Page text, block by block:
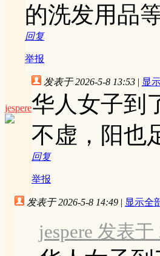
的洗发用品
回复
举报
jespere
发表于 2026-5-8 13:53 | 显
华人女子到
不虚，阳也
回复
举报
发表于 2026-5-8 14:49 | 显示全
jespere 发表